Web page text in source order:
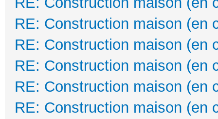
RE: Construction maison (en
RE: Construction maison (en
RE: Construction maison (en
RE: Construction maison (en
RE: Construction maison (en